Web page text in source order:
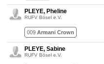
PLEYE, Pheline
RUFV Bösel e.V.
009 Armani Crown
PLEYE, Sabine
RUFV Bösel e.V.